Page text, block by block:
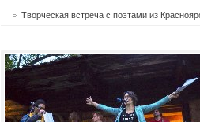
Творческая встреча с поэтами из